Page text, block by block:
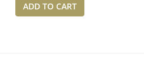
ADD TO CART